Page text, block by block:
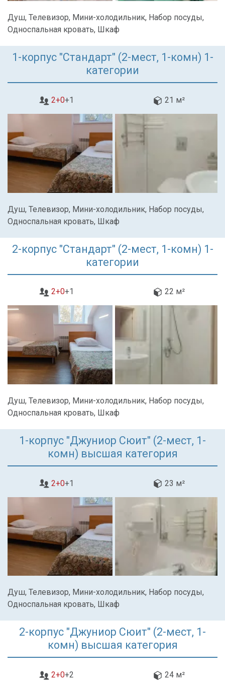
Душ, Телевизор, Мини-холодильник, Набор посуды,
Односпальная кровать, Шкаф
1-корпус "Стандарт" (2-мест, 1-комн) 1-
категории
2+0+1 21 м²
Душ, Телевизор, Мини-холодильник, Набор посуды,
Односпальная кровать, Шкаф
2-корпус "Стандарт" (2-мест, 1-комн) 1-
категории
2+0+1 22 м²
Душ, Телевизор, Мини-холодильник, Набор посуды,
Односпальная кровать, Шкаф
1-корпус "Джуниор Сюит" (2-мест, 1-
комн) высшая категория
2+0+1 23 м²
Душ, Телевизор, Мини-холодильник, Набор посуды,
Односпальная кровать, Шкаф
2-корпус "Джуниор Сюит" (2-мест, 1-
комн) высшая категория
2+0+2 24 м²